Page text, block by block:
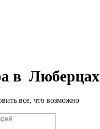
в Люберцах
все, что возможно